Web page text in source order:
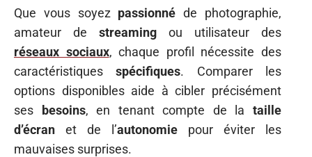
Que vous soyez passionné de photographie,
amateur de streaming ou utilisateur des
réseaux sociaux, chaque profil nécessite des
caractéristiquesspécifiques. Comparer les
options disponibles aide à cibler précisément
ses besoins, en tenant compte de lataille
d’écran et de l’autonomie pour éviter les
mauvaises surprises.